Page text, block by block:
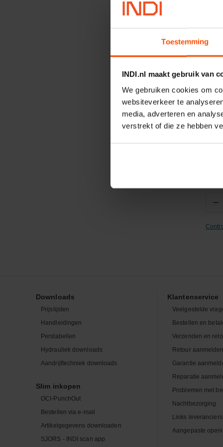
Toestemming
INDI.nl maakt gebruik van
We gebruiken cookies om
websiteverkeer te
media, adverteren en
verstrekt of die ze hebben
−
Downloads
Prijslijsten
Handleidingen
Perstabellen
Hydrauliek downloads
Aandrijftechniek downloads
Slim inkopen
OCI-PunchOut
Bestellen via e-mail
Artikelgegevens downloaden
SJORS - INDI scan app
Klantenservice
Veelgestelde
Bestellen en
Verzenden en
Retour aanmelden
Garantie
Reparatie
Problemen met
Nachtbezorging
Links leveranciers
Aangepaste